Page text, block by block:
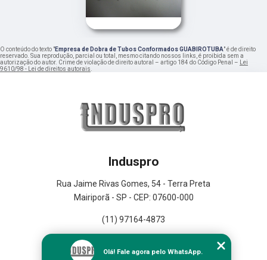
O conteúdo do texto "Empresa de Dobra de Tubos Conformados GUABIROTUBA" é de direito
reservado. Sua reprodução, parcial ou total, mesmo citando nossos links, é proibida sem a
autorização do autor. Crime de violação de direito autoral – artigo 184 do Código Penal – Lei
9610/98 - Lei de direitos autorais.
Induspro
Rua Jaime Rivas Gomes, 54 - Terra Preta
Mairiporã - SP - CEP: 07600-000
(11) 97164-4873
Empresa
Olá! Fale agora pelo WhatsApp.